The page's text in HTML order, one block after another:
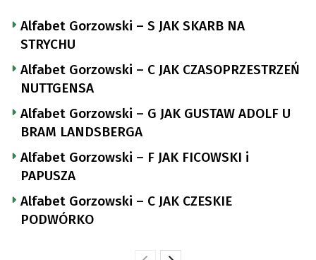
Alfabet Gorzowski – S JAK SKARB NA
STRYCHU
Alfabet Gorzowski – C JAK CZASOPRZESTRZEŃ
NUTTGENSA
Alfabet Gorzowski – G JAK GUSTAW ADOLF U
BRAM LANDSBERGA
Alfabet Gorzowski – F JAK FICOWSKI i
PAPUSZA
Alfabet Gorzowski – C JAK CZESKIE
PODWÓRKO